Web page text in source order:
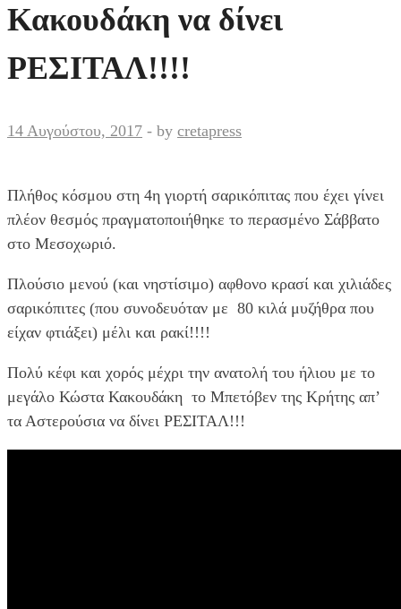
Κακουδάκη να δίνει
ΡΕΣΙΤΑΛ!!!!
14 Αυγούστου, 2017 - by cretapress
Πλήθος κόσμου στη 4η γιορτή σαρικόπιτας που έχει γίνει
πλέον θεσμός πραγματοποιήθηκε το περασμένο Σάββατο
στο Μεσοχωριό.
Πλούσιο μενού (και νηστίσιμο) αφθονο κρασί και χιλιάδες
σαρικόπιτες (που συνοδευόταν με 80 κιλά μυζήθρα που
είχαν φτιάξει) μέλι και ρακί!!!!
Πολύ κέφι και χορός μέχρι την ανατολή του ήλιου με το
μεγάλο Κώστα Κακουδάκη το Μπετόβεν της Κρήτης απ’
τα Αστερούσια να δίνει ΡΕΣΙΤΑΛ!!!